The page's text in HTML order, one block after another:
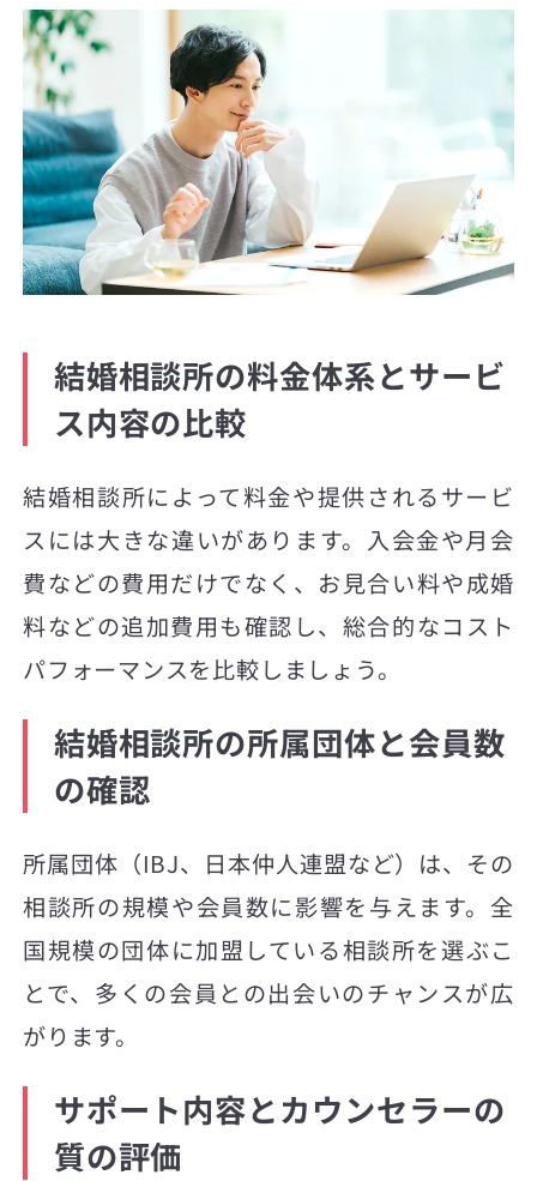
結婚相談所の料金体系とサービ
ス内容の比較
結婚相談所によって料金や提供されるサービ
スには大きな違いがあります。入会金や月会
費などの費用だけでなく、お見合い料や成婚
料などの追加費用も確認し、総合的なコスト
パフォーマンスを比較しましょう。
結婚相談所の所属団体と会員数
の確認
所属団体（IBJ、日本仲人連盟など）は、その
相談所の規模や会員数に影響を与えます。全
国規模の団体に加盟している相談所を選ぶこ
とで、多くの会員との出会いのチャンスが広
がります。
サポート内容とカウンセラーの
質の評価